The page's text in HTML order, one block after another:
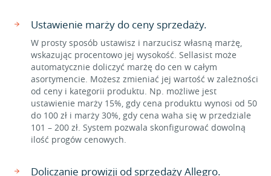
Ustawienie marży do ceny sprzedaży.
W prosty sposób ustawisz i narzucisz własną marżę,
wskazując procentowo jej wysokość. Sellasist może
automatycznie doliczyć marżę do cen w całym
asortymencie. Możesz zmieniać jej wartość w zależności
od ceny i kategorii produktu. Np. możliwe jest
ustawienie marży 15%, gdy cena produktu wynosi od 50
do 100 zł i marży 30%, gdy cena waha się w przedziale
101 – 200 zł. System pozwala skonfigurować dowolną
ilość progów cenowych.
Doliczanie prowizji od sprzedaży Allegro.